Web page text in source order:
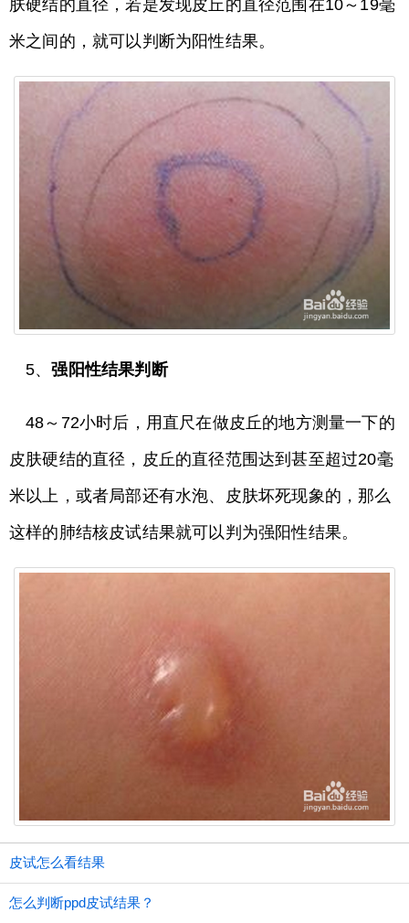
肤硬结的直径，若是发现皮丘的直径范围在10～19毫
米之间的，就可以判断为阳性结果。
5、强阳性结果判断
48～72小时后，用直尺在做皮丘的地方测量一下的
皮肤硬结的直径，皮丘的直径范围达到甚至超过20毫
米以上，或者局部还有水泡、皮肤坏死现象的，那么
这样的肺结核皮试结果就可以判为强阳性结果。
皮试怎么看结果
怎么判断ppd皮试结果？